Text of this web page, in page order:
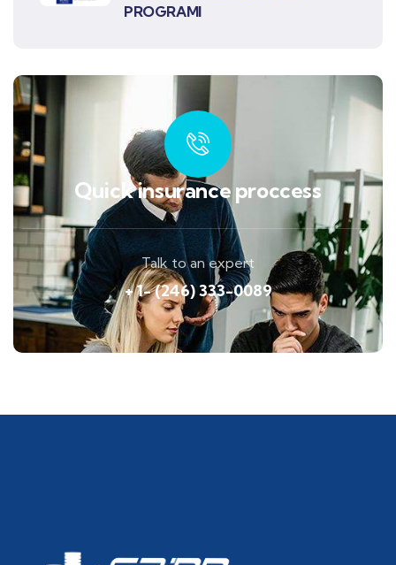
PROGRAMI
Quick insurance proccess
Talk to an expert
+ 1- (246) 333-0089